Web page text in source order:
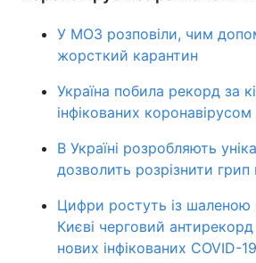
У МОЗ розповіли, чим
жорсткий карантин
Україна побила рекорд за
інфікованих
В Україні розробляють
дозволить розрізнити грип
Цифри ростуть із шаленою
Києві черговий антирекорд
нових інфікованих COVID-19